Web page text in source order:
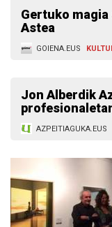
Gertuko
Astea
GOIENA.EUS
Jon Alberdik
AZPEITIAGUKA.EUS